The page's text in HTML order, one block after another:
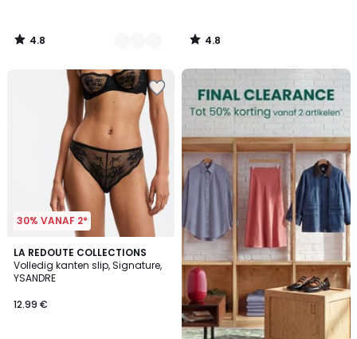
4.8
/
4.8
/
30% VANAF 2*
LA REDOUTE COLLECTIONS
Volledig kanten slip, Signature,
YSANDRE
12.99 €
4
/
5
2
Kleuren
FINAL
CLEARANCE